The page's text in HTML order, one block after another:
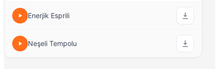
Enerjik Esprili
Neşeli Tempolu